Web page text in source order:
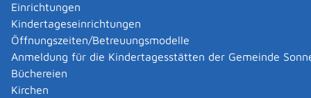
Einrichtungen
Kindertageseinrichtungen
Öffnungszeiten/Betreuungsmodelle
Anmeldung für die Kindertagesstätten der Gemeinde
Büchereien
Kirchen
Hausanschrift
Sturmbühlstraße 250
78054 Villingen-Schwenningen
Zur elektronischen Fahrplanauskunft